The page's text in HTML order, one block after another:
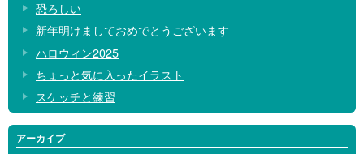
恐ろしい
新年明けましておめでとうございます
ハロウィン2025
ちょっと気に入ったイラスト
スケッチと練習
アーカイブ